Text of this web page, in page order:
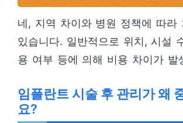
네, 지역 차이와 병원 정책에 따라
있습니다. 일반적으로 위치, 시설
용 여부 등에 의해 비용 차이가 발
임플란트 시술 후 관리가 왜
요?